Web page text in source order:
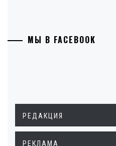
МЫ В FACEBOOK
РЕДАКЦИЯ
РЕКЛАМА